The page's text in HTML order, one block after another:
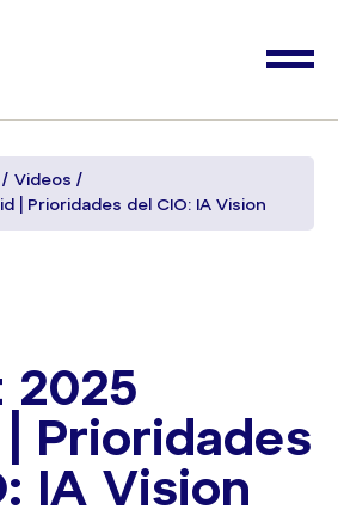
Videos
| Prioridades del CIO: IA Vision
2025
| Prioridades
IA Vision